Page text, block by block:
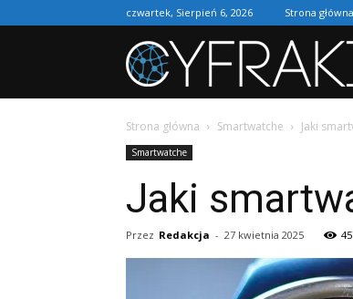
czwartek, Sierpień 6, 2026 Strona główna
Strona główna Smartwatche Jaki
Smartwatche
Jaki
Przez Redakcja - 27 kwietnia 2025